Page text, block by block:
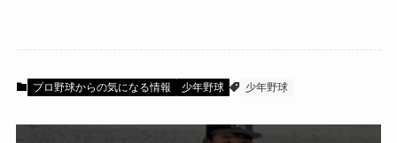
プロ野球からの気になる情報 少年野球 少年野球